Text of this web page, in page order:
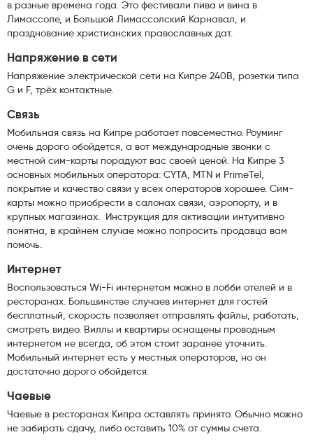
в разные времена года. Это фестивали пива и вина в
Лимассоле, и Большой Лимассолский Карнавал, и
празднование христианских православных дат.
Напряжение в сети
Напряжение электрической сети на Кипре 240В, розетки типа
G и F, трёх контактные.
Связь
Мобильная связь на Кипре работает повсеместно. Роуминг
очень дорого обойдется, а вот международные звонки с
местной сим-карты порадуют вас своей ценой. На Кипре 3
основных мобильных оператора: CYTA, MTN и PrimeTel,
покрытие и качество связи у всех операторов хорошее. Сим-
карты можно приобрести в салонах связи, аэропорту, и в
крупных магазинах. Инструкция для активации интуитивно
понятна, в крайнем случае можно попросить продавца вам
помочь.
Интернет
Воспользоваться Wi-Fi интернетом можно в лобби отелей и в
ресторанах. Большинстве случаев интернет для гостей
бесплатный, скорость позволяет отправлять файлы, работать,
смотреть видео. Виллы и квартиры оснащены проводным
интернетом не всегда, об этом стоит заранее уточнить.
Мобильный интернет есть у местных операторов, но он
достаточно дорого обойдется.
Чаевые
Чаевые в ресторанах Кипра оставлять принято. Обычно можно
не забирать сдачу, либо оставить 10% от суммы счета.